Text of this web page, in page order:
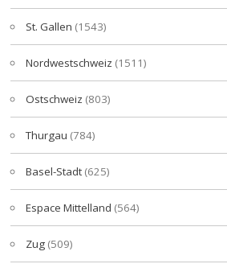
St. Gallen (1543)
Nordwestschweiz (1511)
Ostschweiz (803)
Thurgau (784)
Basel-Stadt (625)
Espace Mittelland (564)
Zug (509)